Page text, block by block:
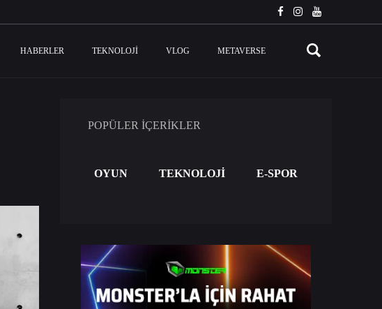
HABERLER TEKNOLOJI VLOG METAVERSE
POPÜLER İÇERİKLER
OYUN TEKNOLOJİ E-SPOR